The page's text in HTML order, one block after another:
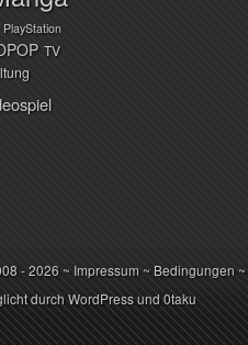
PlayStation
TV
- 2026 ~ Impressum ~ Bedingungen
durchWordPressund 0taku